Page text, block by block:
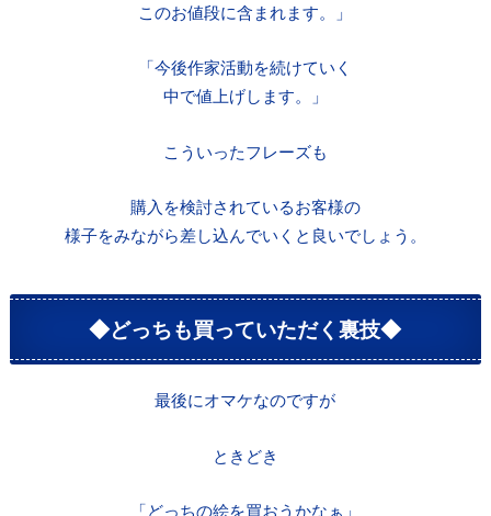
このお値段に含まれます。」
「今後作家活動を続けていく
中で値上げします。」
こういったフレーズも
購入を検討されているお客様の
様子をみながら差し込んでいくと良いでしょう。
◆どっちも買っていただく裏技◆
最後にオマケなのですが
ときどき
「どっちの絵を買おうかなぁ」